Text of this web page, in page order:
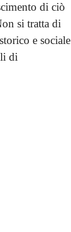
di ciò
si tratta di
e sociale
di